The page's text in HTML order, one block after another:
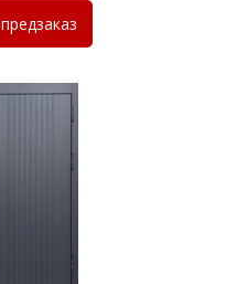
предзаказ